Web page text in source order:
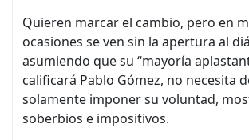
Quieren marcar el cambio, pero en
ocasiones se ven sin la apertura al
asumiendo que su “mayoría
calificará Pablo Gómez, no necesita
solamente imponer su voluntad,
soberbios e impositivos.